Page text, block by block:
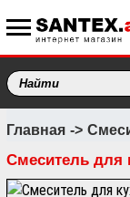
Главная
Смеситель для